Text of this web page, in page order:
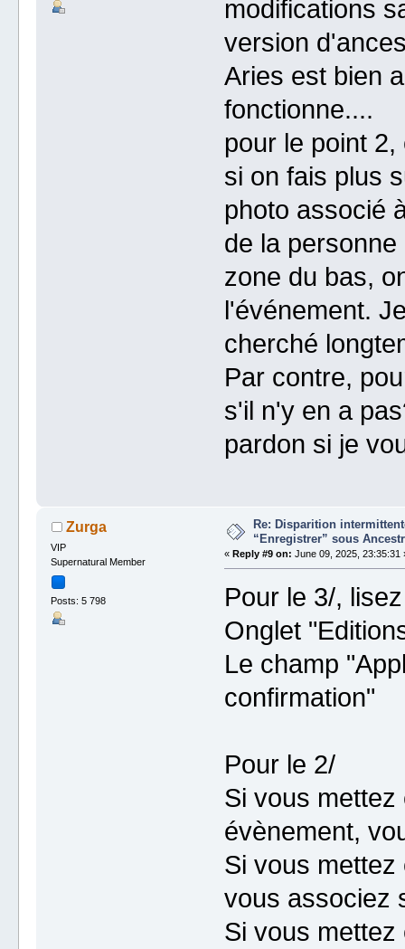
modifications
version
Aries est bien
fonctionne....
pour le point
si on fais plus
photo associé
de la
zone du bas,
l'événement.
cherché
Par contre,
s'il n'y en a
pardon si je
Zurga
VIP
Supernatural Member
Posts: 5 798
Re: Disparition
“Enregistrer” sous
« Reply #9 on: June 09, 2025, 23:35:31
Pour le 3/,
Onglet
Le champ
confirmation"
Pour le 2/
Si vous mettez
évènement,
Si vous mettez
vous associez
Si vous